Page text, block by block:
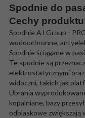
Spodnie do
Cechy
Spodnie AJ Group -
wodoochronne,
Spodnie ściągane w
Te spodnie są
elektrostatycznymi
widoczni, takich jak
Ubrania
kopalniane, bazy
odblaskowe zwiększają